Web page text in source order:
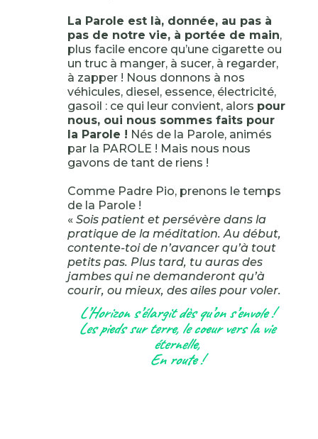
La Parole est là, donnée, au pas à
pas de notre vie, à portée de main,
plus facile encore qu’une cigarette ou
un truc à manger, à sucer, à regarder,
à zapper ! Nous donnons à nos
véhicules, diesel, essence, électricité,
gasoil : ce qui leur convient, alors pour
nous, oui nous sommes faits pour
la Parole ! Nés de la Parole, animés
par la PAROLE ! Mais nous nous
gavons de tant de riens !
Comme Padre Pio, prenons le temps
de la Parole !
« Sois patient et persévère dans la
pratique de la méditation. Au début,
contente-toi de n’avancer qu’à tout
petits pas. Plus tard, tu auras des
jambes qui ne demanderont qu’à
courir, ou mieux, des ailes pour voler.
L’Horizon s’élargit dès qu’on s’envole !
Les pieds sur terre, le coeur vers la vie
éternelle,
En route !